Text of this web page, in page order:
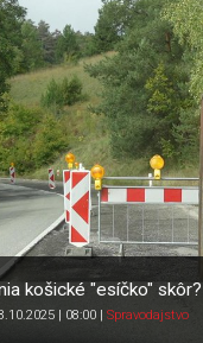
košické "esíčko" skôr?
| 08:00 Spravodajstvo